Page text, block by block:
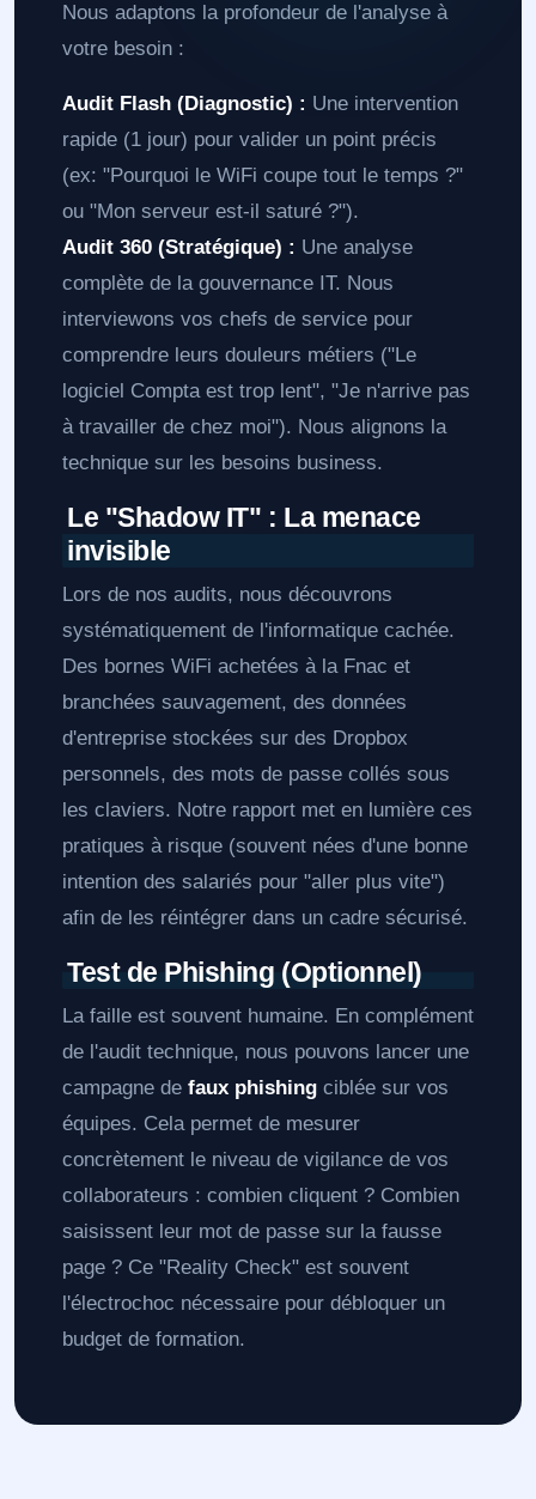
Nous adaptons la profondeur de l'analyse à
votre besoin :
Audit Flash (Diagnostic) : Une intervention
rapide (1 jour) pour valider un point précis
(ex: "Pourquoi le WiFi coupe tout le temps ?"
ou "Mon serveur est-il saturé ?").
Audit 360 (Stratégique) : Une analyse
complète de la gouvernance IT. Nous
interviewons vos chefs de service pour
comprendre leurs douleurs métiers ("Le
logiciel Compta est trop lent", "Je n'arrive pas
à travailler de chez moi"). Nous alignons la
technique sur les besoins business.
Le "Shadow IT" : La menace
invisible
Lors de nos audits, nous découvrons
systématiquement de l'informatique cachée.
Des bornes WiFi achetées à la Fnac et
branchées sauvagement, des données
d'entreprise stockées sur des Dropbox
personnels, des mots de passe collés sous
les claviers. Notre rapport met en lumière ces
pratiques à risque (souvent nées d'une bonne
intention des salariés pour "aller plus vite")
afin de les réintégrer dans un cadre sécurisé.
Test de Phishing (Optionnel)
La faille est souvent humaine. En complément
de l'audit technique, nous pouvons lancer une
campagne de faux phishing ciblée sur vos
équipes. Cela permet de mesurer
concrètement le niveau de vigilance de vos
collaborateurs : combien cliquent ? Combien
saisissent leur mot de passe sur la fausse
page ? Ce "Reality Check" est souvent
l'électrochoc nécessaire pour débloquer un
budget de formation.